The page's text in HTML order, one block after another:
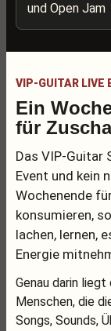
und Open Jam
VIP-GUITAR LIVE
Ein
für
Das VIP-Guitar
Event und kein
Wochenende
konsumieren,
lachen, lernen,
Energie
Genau darin
Menschen, die
Songs, Sounds,